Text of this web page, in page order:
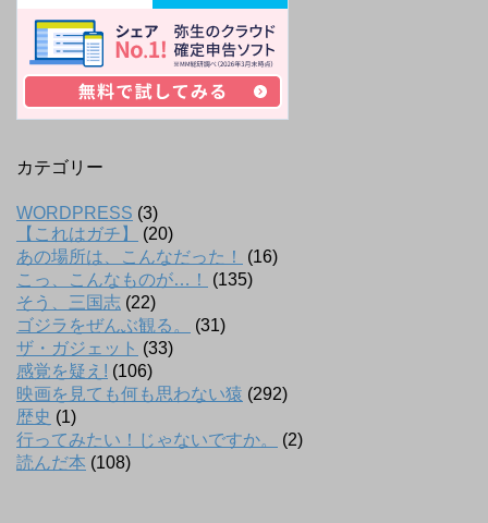
カテゴリー
WORDPRESS (3)
【これはガチ】
(20)
あの場所は、こんなだった！
(16)
こっ、こんなものが…！
(135)
そう、三国志 (22)
ゴジラをぜんぶ観る。
(31)
ザ・ガジェット (33)
感覚を疑え! (106)
映画を見ても何も思わない猿 (292)
歴史 (1)
行ってみたい！じゃないですか。
(2)
読んだ本 (108)